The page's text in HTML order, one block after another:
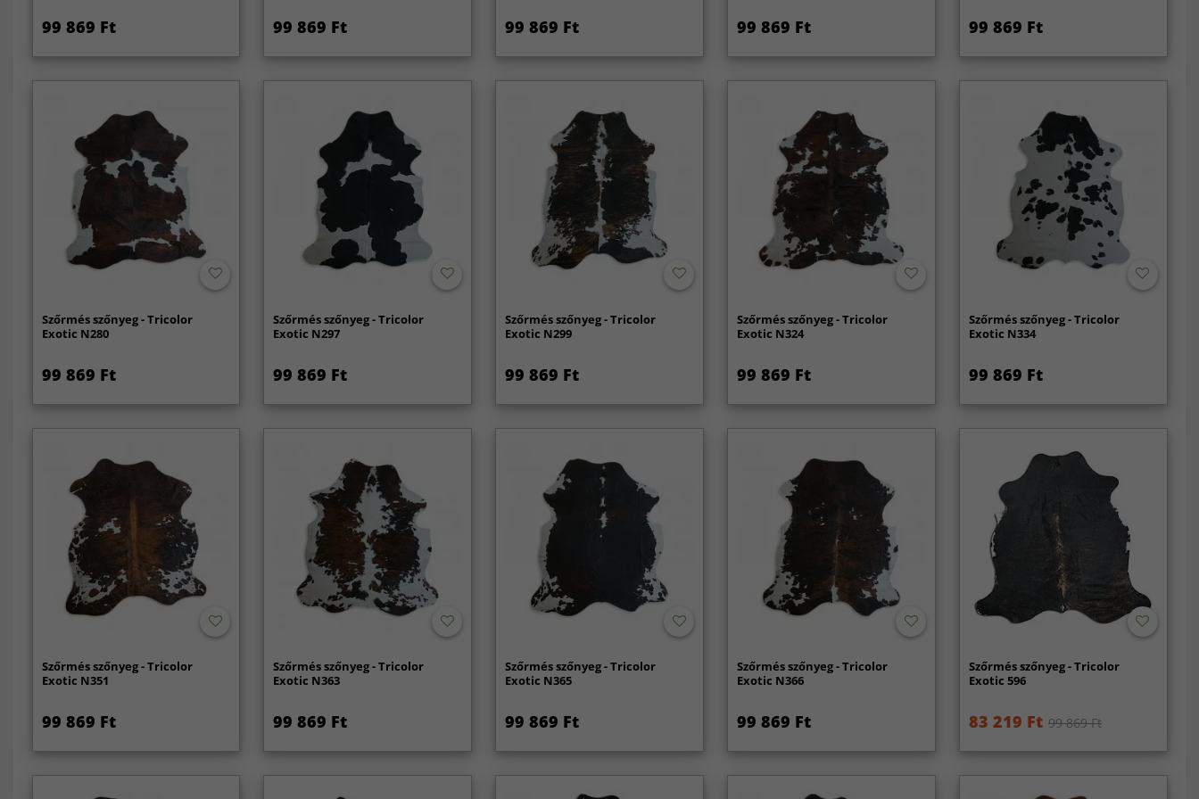
99 869 Ft 99 869 Ft 99 869 Ft 99 869 Ft 99 869 Ft
Szőrmés szőnyeg - Tricolor
Exotic N280
99 869 Ft
Szőrmés szőnyeg - Tricolor
Exotic N297
99 869 Ft
Szőrmés szőnyeg - Tricolor
Exotic N299
99 869 Ft
Szőrmés szőnyeg - Tricolor
Exotic N324
99 869 Ft
Szőrmés szőnyeg - Tricolor
Exotic N334
99 869 Ft
Szőrmés szőnyeg - Tricolor
Exotic N351
99 869 Ft
Szőrmés szőnyeg - Tricolor
Exotic N363
99 869 Ft
Szőrmés szőnyeg - Tricolor
Exotic N365
99 869 Ft
Szőrmés szőnyeg - Tricolor
Exotic N366
99 869 Ft
Szőrmés szőnyeg - Tricolor
Exotic 596
83 219 Ft 99 869 Ft